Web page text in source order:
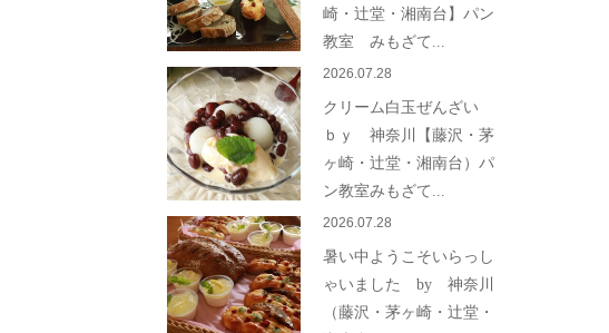
崎・辻堂・湘南台】パン
教室 みもざて...
2026.07.28
クリーム白玉ぜんざい
ｂｙ 神奈川【藤沢・茅
ヶ崎・辻堂・湘南台）パ
ン教室みもざて...
2026.07.28
暑い中ようこそいらっし
ゃいました by 神奈川
（藤沢・茅ヶ崎・辻堂・